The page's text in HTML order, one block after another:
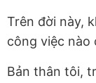
Trên đời này,
công việc nào
Bản thân tôi,